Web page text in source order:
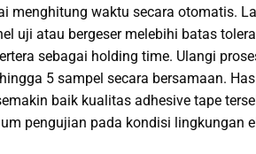
menghitung waktu secara otomatis.
uji atau bergeser melebihi batas
sebagai holding time. Ulangi
5 sampel secara bersamaan.
baik kualitas adhesive tape
pengujian pada kondisi lingkungan